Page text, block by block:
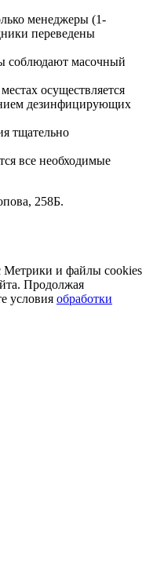
менеджеры (1-
переведены
соблюдают масочный
осуществляется
дезинфицирующих
тщательно
все необходимые
258Б.
Метрики и файлы cookies
Продолжая
условия обработки